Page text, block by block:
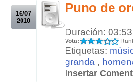
16/07
2010
Puno de
Duración:
Vota:
Etiquetas:
granda ,
Insertar